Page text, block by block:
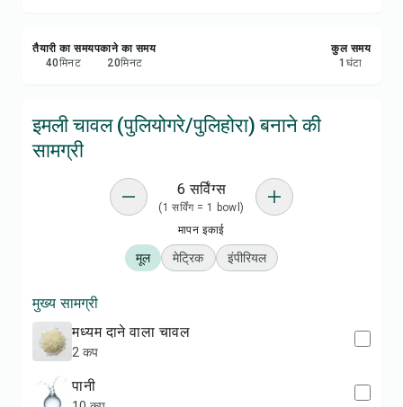
तैयारी का समय
40मिनट
पकाने का समय
20मिनट
कुल समय
1 घंटा
इमली चावल (पुलियोगरे/पुलिहोरा) बनाने की
सामग्री
6 सर्विंग्स
(1 सर्विंग = 1 bowl)
मापन इकाई
मूल मेट्रिक इंपीरियल
मुख्य सामग्री
मध्यम दाने वाला चावल
2 कप
पानी